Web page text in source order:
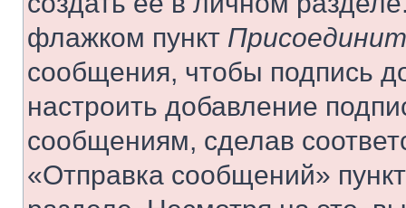
флажком пункт
сообщения, чтобы подпись
настроить добавление
сообщениям, сделав
«Отправка сообщений»